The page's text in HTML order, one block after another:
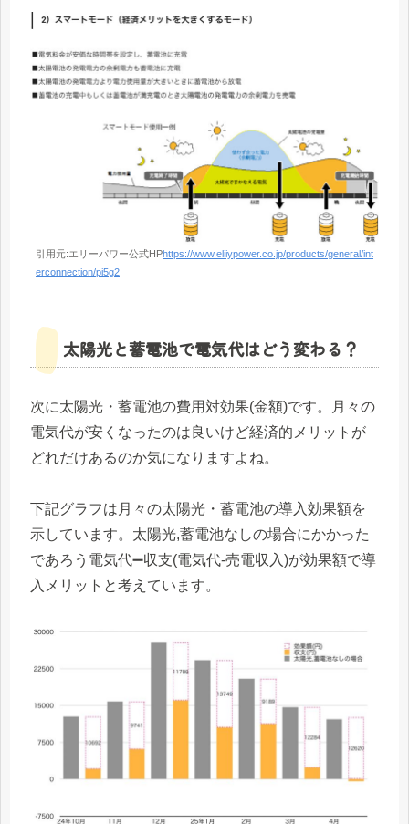
引用元:エリーパワー公式HPhttps://www.eliiypower.co.jp/products/general/int
erconnection/pi5g2
太陽光と蓄電池で電気代はどう変わる？
次に太陽光・蓄電池の費用対効果(金額)です。月々の
電気代が安くなったのは良いけど経済的メリットが
どれだけあるのか気になりますよね。
下記グラフは月々の太陽光・蓄電池の導入効果額を
示しています。太陽光,蓄電池なしの場合にかかった
であろう電気代➖収支(電気代-売電収入)が効果額で導
入メリットと考えています。